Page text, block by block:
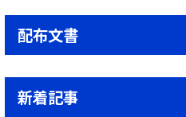
配布文書
新着記事